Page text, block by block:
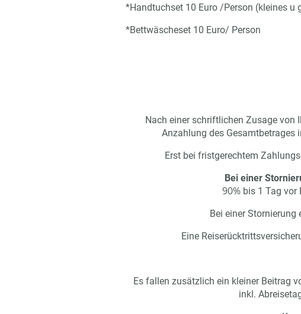
*Handtuchset 10 Euro /Person (kleines u
*Bettwäscheset 10 Euro/ Person
Nach einer schriftlichen Zusage von
Anzahlung des Gesamtbetrages
Erst bei fristgerechtem
Bei einer
90% bis 1 Tag vor
Bei einer Stornierung
Eine
Es fallen zusätzlich ein kleiner Beitrag
inkl.